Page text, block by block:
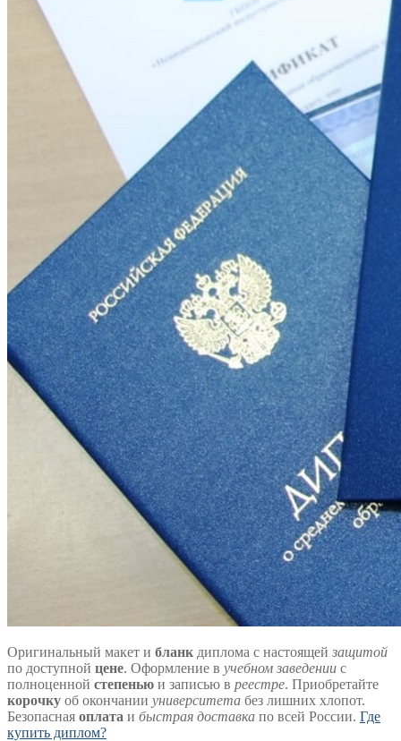
Оригинальный макет и бланк диплома с настоящей защитой
по доступной цене. Оформление в учебном заведении с
полноценной степенью и записью в реестре. Приобретайте
корочку об окончании университета без лишних хлопот.
Безопасная оплата и быстрая доставка по всей России. Где
купить диплом?